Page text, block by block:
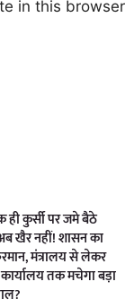
in this browser
कुर्सी पर जमे बैठे
खैर नहीं! शासन का
मंत्रालय से लेकर
तक मचेगा बड़ा